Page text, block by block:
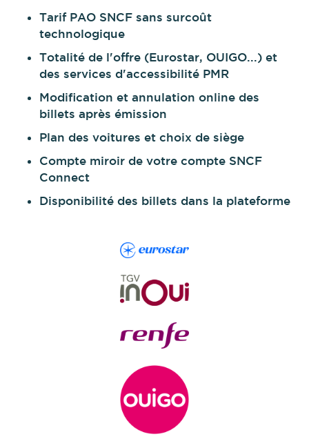
Tarif PAO SNCF sans surcoût
technologique
Totalité de l'offre (Eurostar, OUIGO...) et
des services d'accessibilité PMR
Modification et annulation online des
billets après émission
Plan des voitures et choix de siège
Compte miroir de votre compte SNCF
Connect
Disponibilité des billets dans la plateforme